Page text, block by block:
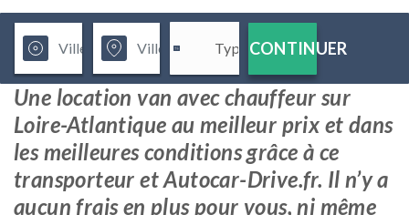
CONTINUER
Une location van avec chauffeur sur
Loire-Atlantique au meilleur prix et dans
les meilleures conditions grâce à ce
transporteur et Autocar-Drive.fr. Il n’y a
aucun frais en plus pour vous, ni même